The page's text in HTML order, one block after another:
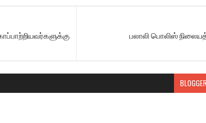
பலாலி பொலிஸ்
BLOGGER